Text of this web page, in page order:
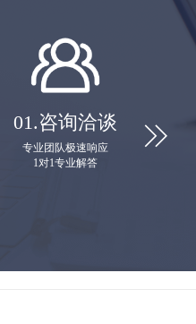
01.咨询洽谈
专业团队极速响应
1对1专业解答
